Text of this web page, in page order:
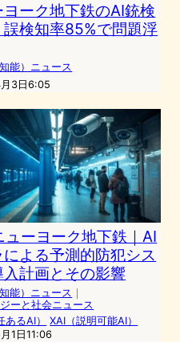
ヨーク地下鉄のAI銃検
誤検知率85%で問題浮
能）ニュース
3日6:05
ューヨーク地下鉄｜AI
による予測的防犯シス
入計画とその影響
能）ニュース ｜
ーと社会ニュース
あるAI）
XAI（説明可能AI）
1日11:06